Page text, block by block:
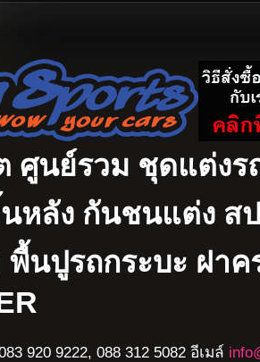
ศูนย์รวม ชุดแต่งร
หลัง กันชนแต่ง สป
พื้นปูรถกระบะ ฝาค
920 9222, 088 312 5082 อีเมล์